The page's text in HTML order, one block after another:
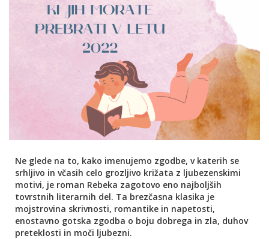
Ne glede na to, kako imenujemo zgodbe, v katerih se
srhljivo in včasih celo grozljivo križata z ljubezenskimi
motivi, je roman Rebeka zagotovo eno najboljših
tovrstnih literarnih del. Ta brezčasna klasika je
mojstrovina skrivnosti, romantike in napetosti,
enostavno gotska zgodba o boju dobrega in zla, duhov
preteklosti in moči ljubezni.